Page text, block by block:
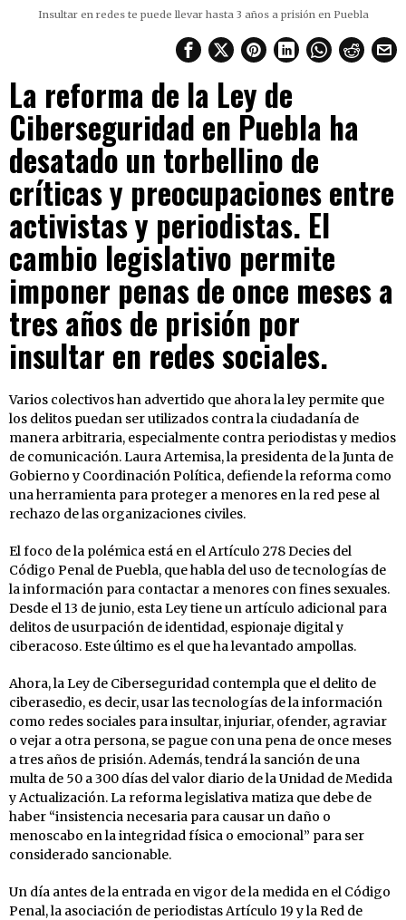
Insultar en redes te puede llevar hasta 3 años a prisión en Puebla
La reforma de la Ley de
Ciberseguridad en Puebla ha
desatado un torbellino de
críticas y preocupaciones entre
activistas y periodistas. El
cambio legislativo permite
imponer penas de once meses a
tres años de prisión por
insultar en redes sociales.
Varios colectivos han advertido que ahora la ley permite que
los delitos puedan ser utilizados contra la ciudadanía de
manera arbitraria, especialmente contra periodistas y medios
de comunicación. Laura Artemisa, la presidenta de la Junta de
Gobierno y Coordinación Política, defiende la reforma como
una herramienta para proteger a menores en la red pese al
rechazo de las organizaciones civiles.
El foco de la polémica está en el Artículo 278 Decies del
Código Penal de Puebla, que habla del uso de tecnologías de
la información para contactar a menores con fines sexuales.
Desde el 13 de junio, esta Ley tiene un artículo adicional para
delitos de usurpación de identidad, espionaje digital y
ciberacoso. Este último es el que ha levantado ampollas.
Ahora, la Ley de Ciberseguridad contempla que el delito de
ciberasedio, es decir, usar las tecnologías de la información
como redes sociales para insultar, injuriar, ofender, agraviar
o vejar a otra persona, se pague con una pena de once meses
a tres años de prisión. Además, tendrá la sanción de una
multa de 50 a 300 días del valor diario de la Unidad de Medida
y Actualización. La reforma legislativa matiza que debe de
haber “insistencia necesaria para causar un daño o
menoscabo en la integridad física o emocional” para ser
considerado sancionable.
Un día antes de la entrada en vigor de la medida en el Código
Penal, la asociación de periodistas Artículo 19 y la Red de